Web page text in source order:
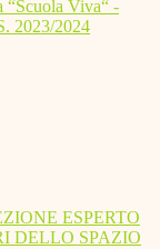
“Scuola Viva“ -
2023/2024
ESPERTO
DELLO SPAZIO